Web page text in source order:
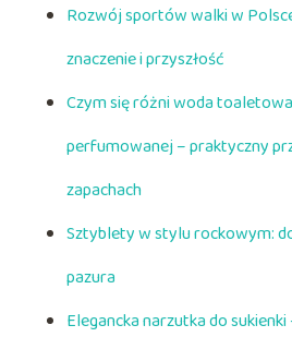
Rozwój sportów walki w
znaczenie i przyszłość
Czym się różni woda
perfumowanej – praktyczny
zapachach
Sztyblety w stylu rockowym:
pazura
Elegancka narzutka do